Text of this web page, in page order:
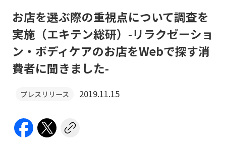
サービス
エキテン byGMOについて
ITオフショア開発
Web制作・受託開発
IR情報
IR情報
IRニュース
IRライブラリー
企業情報
企業情報
メッセージ
ニュース
お問い合わせ
お店を選ぶ際の重視点について調査を
実施（エキテン総研） -リラクゼーショ
ン・ボディケアのお店をWebで探す消
費者に聞きました-
プレスリリース 2019.11.15